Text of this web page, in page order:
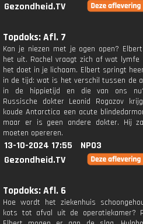
Gezondheid.TV
Topdoks: Afl. 7
Kan je niezen met je ogen open?
het uit. Rachel vraagt zich af wat
het doet in je lichaam. Elbert springt
in de tijd: wat is het verschil tussen de
in de hippietijd en die van ons
Russische dokter Leonid Rogozov
koude Antarctica een acute
maar er is geen andere dokter. Hij
moeten opereren.
13-10-2024 17:55
NPO3
Gezondheid.TV
Topdoks: Afl. 6
Hoe wordt het ziekenhuis
kots tot afval uit de operatiekamer?